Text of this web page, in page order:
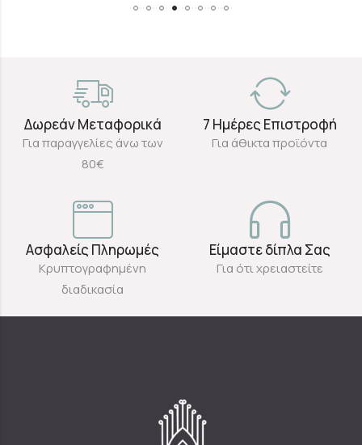
Δωρεάν Μεταφορικά
Για παραγγελίες άνω των
80€
7 Ημέρες Επιστροφή
Για άθικτα προϊόντα
Ασφαλείς Πληρωμές
Κρυπτογραφημένη
διαδικασία
Είμαστε δίπλα Σας
Για ότι χρειαστείτε